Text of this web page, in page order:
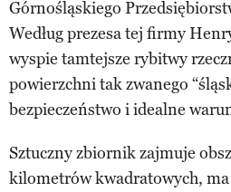
Górnośląskiego
Według prezesa tej firmy
wyspie tamtejsze rybitwy
powierzchni tak zwanego
bezpieczeństwo i idealne
Sztuczny zbiornik zajmuje
kilometrów kwadratowych,